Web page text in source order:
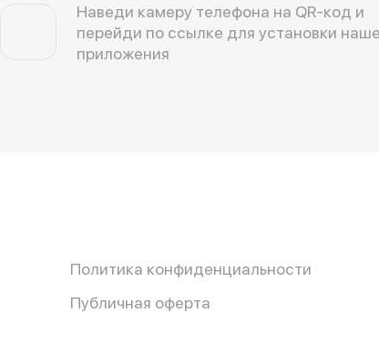
Наведи камеру телефона на QR-код и
перейди по ссылке для установки
приложения
Политика конфиденциальности
Публичная оферта